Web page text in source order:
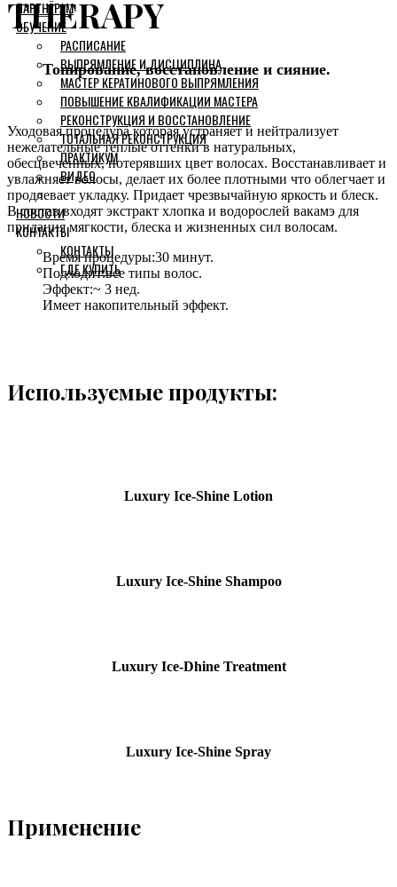
ПАРТНЁРАМ
ОБУЧЕНИЕ
РАСПИСАНИЕ
ВЫПРЯМЛЕНИЕ И ДИСЦИПЛИНА
МАСТЕР КЕРАТИНОВОГО ВЫПРЯМЛЕНИЯ
ПОВЫШЕНИЕ КВАЛИФИКАЦИИ МАСТЕРА
РЕКОНСТРУКЦИЯ И ВОССТАНОВЛЕНИЕ
ТОТАЛЬНАЯ РЕКОНСТРУКЦИЯ
ПРАКТИКУМ
ВИДЕО
НОВОСТИ
КОНТАКТЫ
КОНТАКТЫ
ГДЕ КУПИТЬ
THERAPY
Тонирование, восстановление и сияние.
Уходовая процедура которая устраняет и нейтрализует
нежелательные теплые оттенки в натуральных,
обесцвеченных, потерявших цвет волосах. Восстанавливает и
увлажняет волосы, делает их более плотными что облегчает и
продлевает укладку. Придает чрезвычайную яркость и блеск.
В состав входят экстракт хлопка и водорослей вакамэ для
придания мягкости, блеска и жизненных сил волосам.
30 минут.
все типы волос.
~ 3 нед.
.
Используемые продукты:
Luxury Ice-Shine Lotion
Luxury Ice-Shine Shampoo
Luxury Ice-Dhine Treatment
Luxury Ice-Shine Spray
Применение